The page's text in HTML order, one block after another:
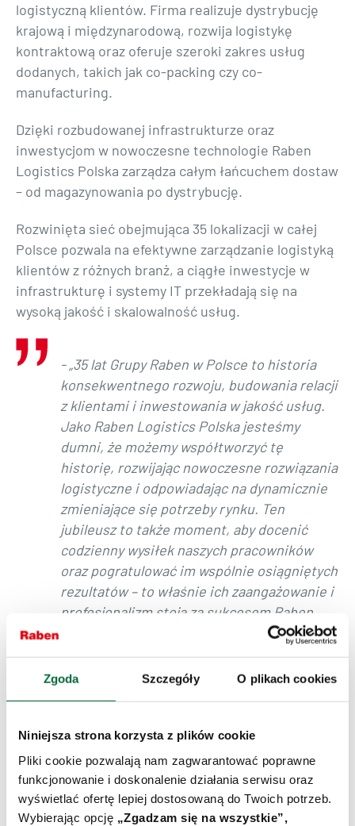
Zgoda Szczegóły O plikach cookies
Niniejsza strona korzysta z plików cookie
Pliki cookie pozwalają nam zagwarantować poprawne
funkcjonowanie i doskonalenie działania serwisu oraz
wyświetlać ofertę lepiej dostosowaną do Twoich potrzeb.
Wybierając opcję
„Zgadzam się na wszystkie”,
logistyczną klientów. Firma realizuje dystrybucję
krajową i międzynarodową, rozwija logistykę
kontraktową oraz oferuje szeroki zakres usług
dodanych, takich jak co-packing czy co-
manufacturing.
Dzięki rozbudowanej infrastrukturze oraz
inwestycjom w nowoczesne technologie Raben
Logistics Polska zarządza całym łańcuchem dostaw
– od magazynowania po dystrybucję.
Rozwinięta sieć obejmująca 35 lokalizacji w całej
Polsce pozwala na efektywne zarządzanie logistyką
klientów z różnych branż, a ciągłe inwestycje w
infrastrukturę i systemy IT przekładają się na
wysoką jakość i skalowalność usług.
- „35 lat Grupy Raben w Polsce to historia
konsekwentnego rozwoju, budowania relacji
z klientami i inwestowania w jakość usług.
Jako Raben Logistics Polska jesteśmy
dumni, że możemy współtworzyć tę
historię, rozwijając nowoczesne rozwiązania
logistyczne i odpowiadając na dynamicznie
zmieniające się potrzeby rynku. Ten
jubileusz to także moment, aby docenić
codzienny wysiłek naszych pracowników
oraz pogratulować im wspólnie osiągniętych
rezultatów – to właśnie ich zaangażowanie i
profesjonalizm stoją za sukcesem Raben
Logistics Polska. Patrzymy w przyszłość z
przekonaniem, że przed nami kolejne lata
intensywnego wzrostu i innowacji” – mówi
Istotnym filarem działalności pozostaje także
Raben Transport, która przez lata rozwijała
segment transportu całopojazdowego. Spółka
inwestuje w nowoczesną flotę, zaplecze techniczne